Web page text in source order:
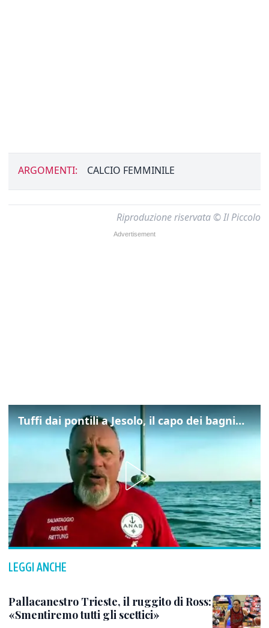
ARGOMENTI: CALCIO FEMMINILE
Riproduzione riservata © Il Piccolo
Tuffi dai pontili a Jesolo, il capo dei bagnini: "L'impegno di tutti per evitare altre tragedie"
LEGGI ANCHE
Pallacanestro Trieste, il ruggito di Ross:
«Smentiremo tutti gli scettici»